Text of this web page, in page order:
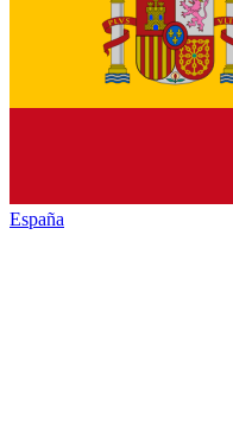
España